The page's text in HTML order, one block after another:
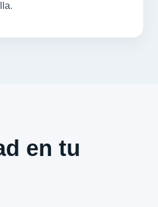
en tu